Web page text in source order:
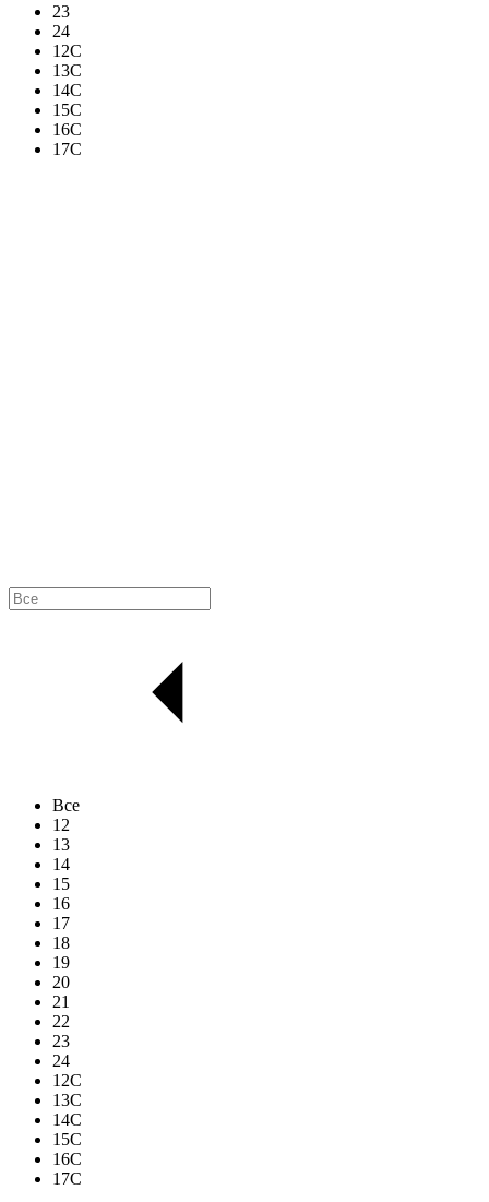
23
24
12C
13C
14C
15C
16C
17C
Все
12
13
14
15
16
17
18
19
20
21
22
23
24
12C
13C
14C
15C
16C
17C